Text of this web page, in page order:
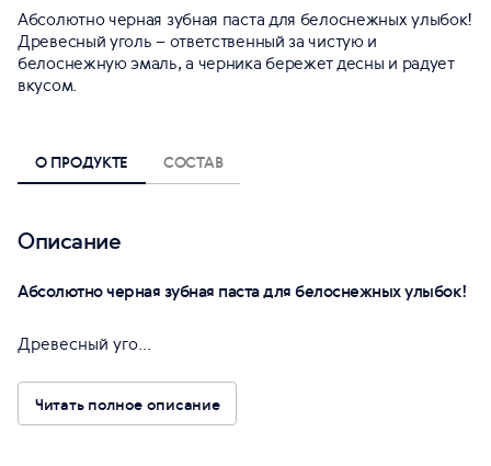
Абсолютно черная зубная паста для белоснежных улыбок!
Древесный уголь – ответственный за чистую и
белоснежную эмаль, а черника бережет десны и радует
вкусом.
О ПРОДУКТЕ СОСТАВ
Описание
Абсолютно черная зубная паста для белоснежных улыбок!
Древесный уго...
Читать полное описание